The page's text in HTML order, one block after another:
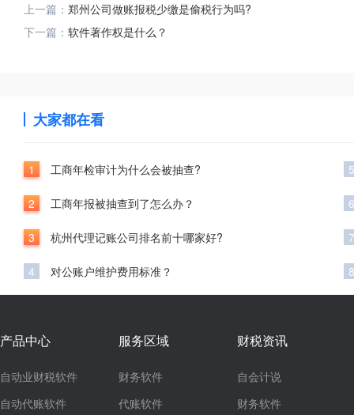
上一篇： 郑州公司做账报税少缴是偷税行为吗?
下一篇： 软件著作权是什么？
大家都在看
1 工商年检审计为什么会被抽查?
2 工商年报被抽查到了怎么办？
3 杭州代理记账公司排名前十哪家好?
4 对公账户维护费用标准？
5
6
7
8
产品中心
自动业财税软件
自动代账软件
服务区域
财务软件
代账软件
财税资讯
自会计说
财务软件